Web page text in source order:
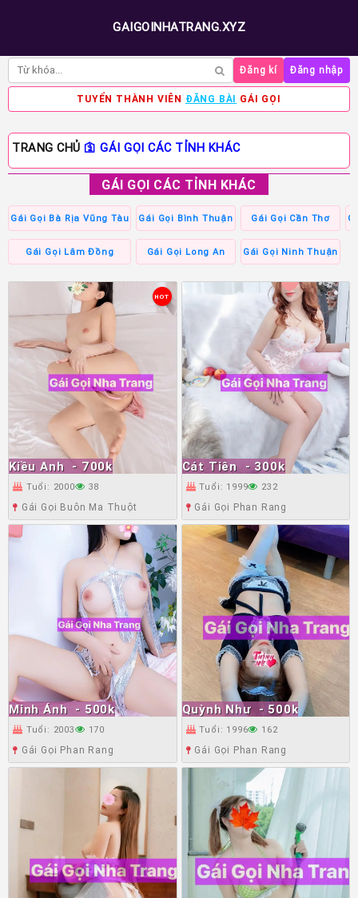
GAIGOINHATRANG.XYZ
Đăng kí Đăng nhập
TUYỂN THÀNH VIÊN ĐĂNG BÀI GÁI GỌI
TRANG CHỦ 🛐 GÁI GỌI CÁC TỈNH KHÁC
GÁI GỌI CÁC TỈNH KHÁC
Gái Gọi Bà Rịa Vũng Tàu Gái Gọi Bình Thuận Gái Gọi Cần Thơ
Gái Gọi Lâm Đồng Gái Gọi Long An Gái Gọi Ninh Thuận
Kiều Anh - 700k
HOT
Tuổi: 2000 38
Gái Gọi Buôn Ma Thuột
Cát Tiên - 300k
Tuổi: 1999 232
Gái Gọi Phan Rang
Minh Ánh - 500k
Tuổi: 2003 170
Gái Gọi Phan Rang
Quỳnh Như - 500k
Tuổi: 1996 162
Gái Gọi Phan Rang